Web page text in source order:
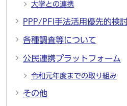
大学との連携
PPP/PFI手法活用優先的検
各種調査等について
公民連携プラットフォーム
令和元年度までの取り組み
その他